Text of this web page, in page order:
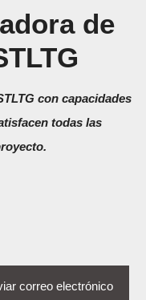
de
con capacidades
todas las
correo electrónico